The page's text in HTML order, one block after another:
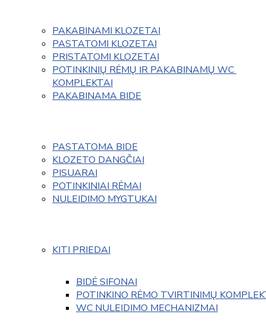
PAKABINAMI KLOZETAI
PASTATOMI KLOZETAI
PRISTATOMI KLOZETAI
POTINKINIŲ RĖMŲ IR PAKABINAMŲ WC
KOMPLEKTAI
PAKABINAMA BIDE
PASTATOMA BIDE
KLOZETO DANGČIAI
PISUARAI
POTINKINIAI RĖMAI
NULEIDIMO MYGTUKAI
KITI PRIEDAI
BIDĖ SIFONAI
POTINKINO RĖMO TVIRTINIMŲ
WC NULEIDIMO MECHANIZMAI